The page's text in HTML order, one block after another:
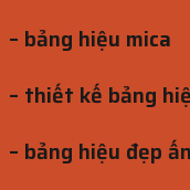
– bảng hiệu mica
– thiết kế bảng
– bảng hiệu đẹp